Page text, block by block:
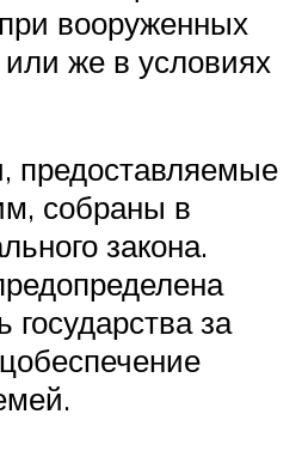
вооруженных
же в условиях
предоставляемые
собраны в
закона.
государства за